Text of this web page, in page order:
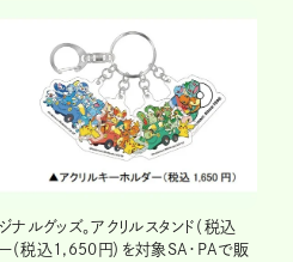
ルグッズ。アクリルスタンド（税込
（税込1,650円）を対象SA・PAで販